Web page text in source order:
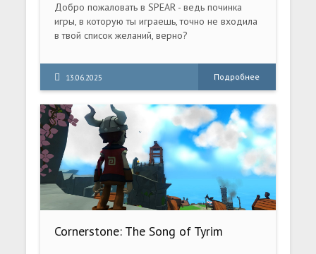
Добро пожаловать в SPEAR - ведь починка
игры, в которую ты играешь, точно не входила
в твой список желаний, верно?
13.06.2025 Подробнее
Cornerstone: The Song of Tyrim